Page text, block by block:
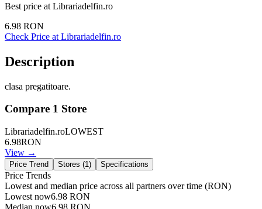
Best price at Librariadelfin.ro
6.98 RON
Check Price at Librariadelfin.ro
Description
clasa pregatitoare.
Compare 1 Store
Librariadelfin.roLOWEST
6.98RON
View →
Price Trend Stores (1) Specifications
Price Trends
Lowest and median price across all partners over time (RON)
Lowest now6.98 RON